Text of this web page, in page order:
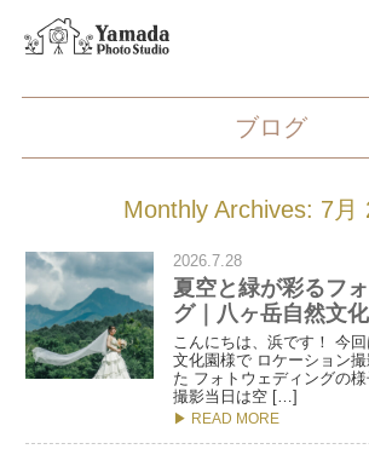
ブログ
Monthly Archives: 7月
2026.7.28
夏空と緑が彩るフ
グ｜八ヶ岳自然文
こんにちは、浜です！ 今
文化園様で ロケーション
た フォトウェディングの
撮影当日は空 […]
▶ READ MORE